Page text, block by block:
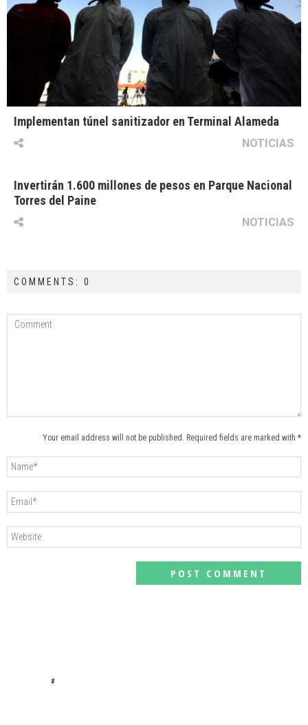
Implementan túnel sanitizador en Terminal Alameda
NOTICIAS
Invertirán 1.600 millones de pesos en Parque Nacional
Torres del Paine
NOTICIAS
COMMENTS: 0
Your email address will not be published. Required fields are marked with *
#